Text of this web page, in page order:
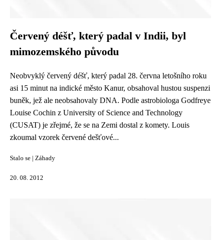
Červený déšť, který padal v Indii, byl
mimozemského původu
Neobvyklý červený déšť, který padal 28. června letošního roku
asi 15 minut na indické město Kanur, obsahoval hustou suspenzi
buněk, jež ale neobsahovaly DNA. Podle astrobiologa Godfreye
Louise Cochin z University of Science and Technology
(CUSAT) je zřejmé, že se na Zemi dostal z komety. Louis
zkoumal vzorek červené dešťové...
Stalo se Záhady
20. 08. 2012